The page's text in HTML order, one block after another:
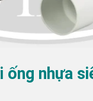
ống nhựa